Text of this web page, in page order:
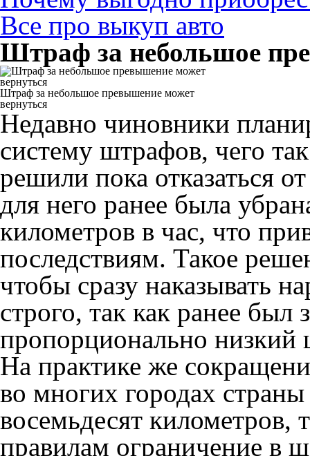
Все про выкуп авто
Штраф за небольшое
Штраф за небольшое превышение может
вернуться
Недавно чиновники
систему штрафов, чего
решили пока отказаться
для него ранее была
километров в час, что
последствиям. Такое
чтобы сразу наказывать
строго, так как ранее
пропорционально низкий
На практике же
во многих городах страны
восемьдесят километров,
правилам ограничение в